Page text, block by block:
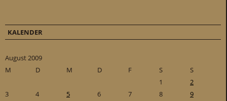
KALENDER
August 2009
M
D M D F S
S
1
2
3
4 5 6 7 8
9